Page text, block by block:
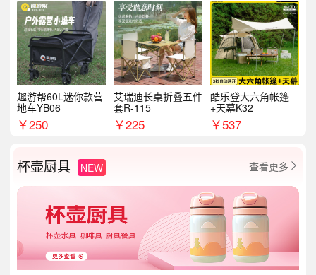
趣游帮60L迷你款营
地车YB06
￥250
艾瑞迪长桌折叠五件
套R-115
￥225
酷乐登大六角帐篷
+天幕K32
￥537
杯壶厨具 NEW 查看更多 